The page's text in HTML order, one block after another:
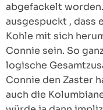
abgefackelt
ausgespuckt , dass
Kohle mit sich
Connie sein. So
logische
Connie den Zaster
auch die